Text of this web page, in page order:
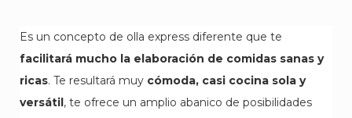
Es un concepto de olla express diferente que te
facilitará mucho la elaboración de comidas sanas y
ricas. Te resultará muy cómoda, casi cocina sola y
versátil, te ofrece un amplio abanico de posibilidades